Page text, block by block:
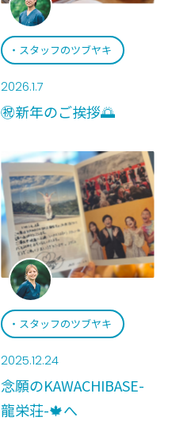
スタッフのツブヤキ
2026.1.7
㊗️新年のご挨拶🌅
スタッフのツブヤキ
2025.12.24
念願のKAWACHIBASE-
龍栄荘-🍁へ